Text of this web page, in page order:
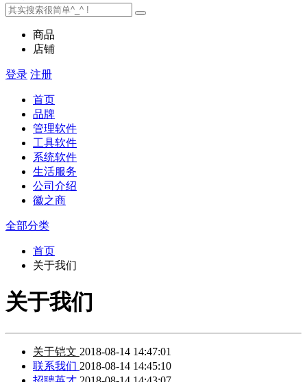
商品
店铺
登录 注册
首页
品牌
管理软件
工具软件
系统软件
生活服务
公司介绍
徽之商
全部分类
首页
关于我们
关于我们
关于铠文 2018-08-14 14:47:01
联系我们 2018-08-14 14:45:10